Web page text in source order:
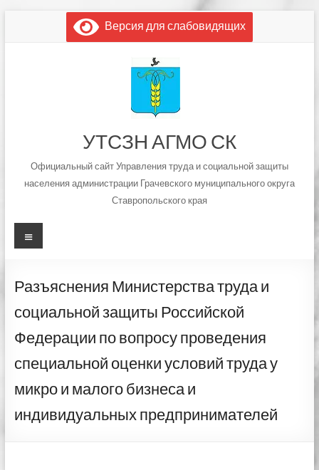
содержимому
Версия для слабовидящих
УТСЗН АГМО СК
Официальный сайт Управления труда и социальной защиты
населения администрации Грачевского муниципального округа
Ставропольского края
Меню
Разъяснения Министерства труда и
социальной защиты Российской
Федерации по вопросу проведения
специальной оценки условий труда у
микро и малого бизнеса и
индивидуальных предпринимателей